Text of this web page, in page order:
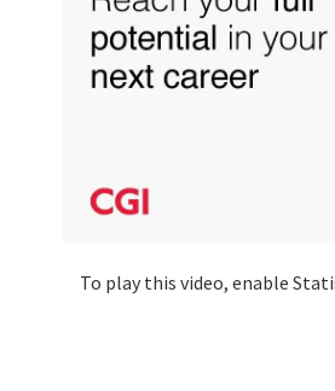
To play this video, enable